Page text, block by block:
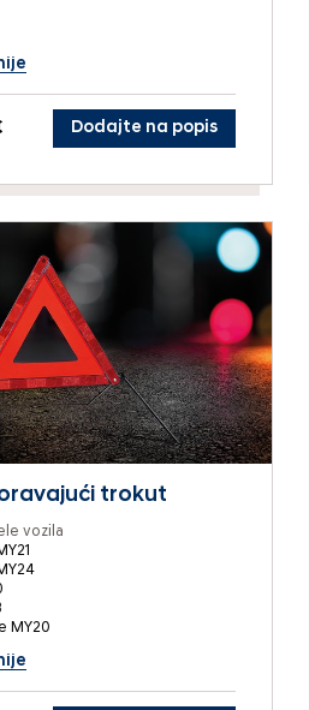
Dodajte na popis
trokut
vozila
MY20